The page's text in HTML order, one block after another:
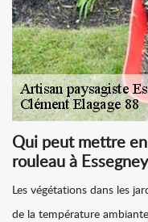
Qui peut mettre
rouleau à
Les végétations dans les
de la température